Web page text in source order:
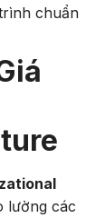
chuẩn
lường các